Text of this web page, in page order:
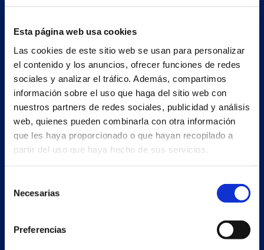
Esta página web usa cookies
Las cookies de este sitio web se usan para personalizar
el contenido y los anuncios, ofrecer funciones de redes
sociales y analizar el tráfico. Además, compartimos
información sobre el uso que haga del sitio web con
nuestros partners de redes sociales, publicidad y análisis
web, quienes pueden combinarla con otra información
que les haya proporcionado o que hayan recopilado a
partir del uso que haya hecho de sus servicios.
Necesarias
Preferencias